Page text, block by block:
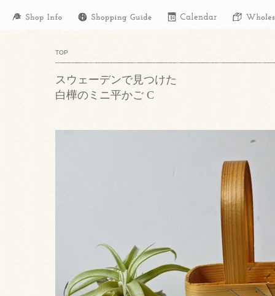
TOP
スウェーデンで見つけた
白樺のミニ平かご C